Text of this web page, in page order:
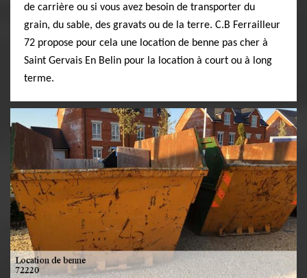
de carrière ou si vous avez besoin de transporter du
grain, du sable, des gravats ou de la terre. C.B Ferrailleur
72 propose pour cela une location de benne pas cher à
Saint Gervais En Belin pour la location à court ou à long
terme.